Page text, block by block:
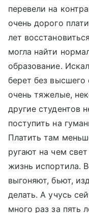
перевели на
очень дорого
лет
могла найти
образование.
берет без высшего
очень тяжелые,
другие студентов
поступить на
Платить там
ругают на чем
жизнь испортила.
выгоняют, бьют,
делать. А учусь
много раз за пять